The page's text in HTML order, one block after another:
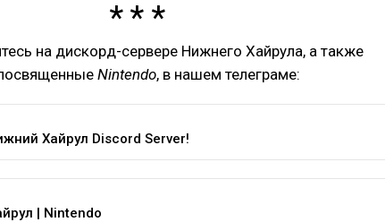
на дискорд-сервере Нижнего Хайрула, а также
Nintendo, в нашем телеграме:
Хайрул Discord Server!
| Nintendo